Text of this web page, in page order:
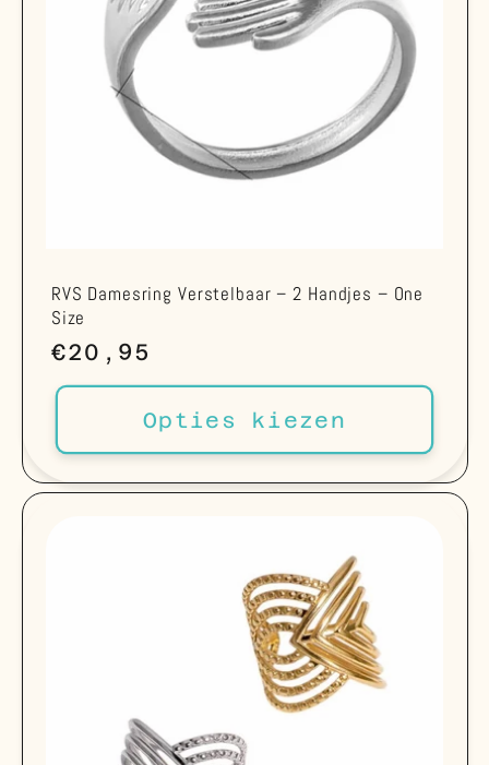
RVS Damesring Verstelbaar – 2 Handjes – One
Size
Normale
prijs
€20,95
Opties kiezen